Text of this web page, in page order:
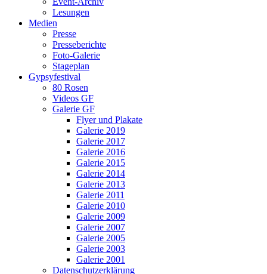
Lesungen
Medien
Presse
Presseberichte
Foto-Galerie
Stageplan
Gypsyfestival
80 Rosen
Videos GF
Galerie GF
Flyer und Plakate
Galerie 2019
Galerie 2017
Galerie 2016
Galerie 2015
Galerie 2014
Galerie 2013
Galerie 2011
Galerie 2010
Galerie 2009
Galerie 2007
Galerie 2005
Galerie 2003
Galerie 2001
Datenschutzerklärung